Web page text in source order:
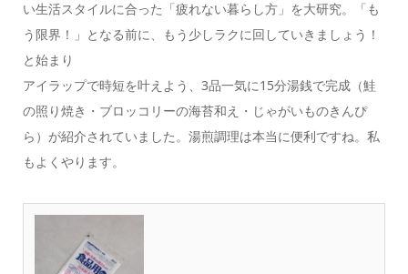
い生活スタイルに合った「疲れない暮らし方」を大研究。「も
う限界！」となる前に、もう少しラクに回していきましょう！
と始まり
アイラップで時短を叶えよう、3品一気に15分湯銭で完成（鮭
の照り焼き・ブロッコリーの海苔和え・じゃがいものきんぴ
ら）が紹介されていました。湯煎調理は本当に便利ですね。私
もよくやります。